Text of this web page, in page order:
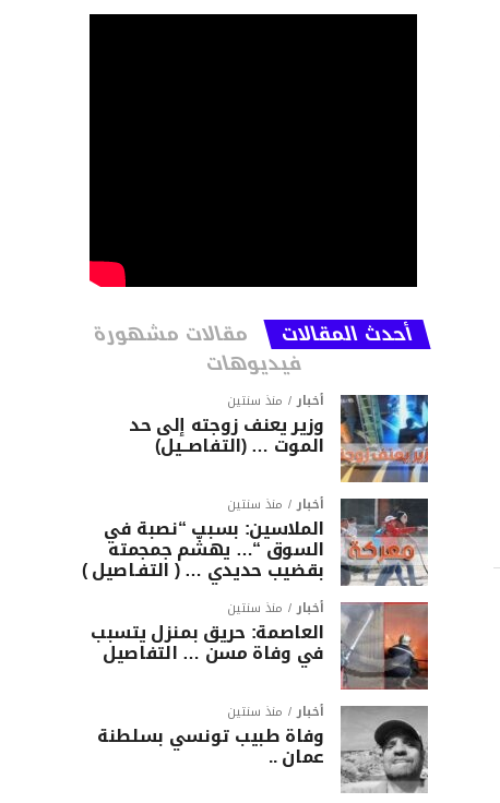
أحدث المقالات مقالات مشهورة
فيديوهات
أخبار منذ سنتين
وزير يعنف زوجته إلى حد
الموت … (التفاصــيل)
أخبار منذ سنتين
الملاسين: بسبب “نصبة في
السوق “… يهشّم جمجمته
بقضيب حديدي … ( التفـاصيل )
أخبار منذ سنتين
العاصمة: حريق بمنزل يتسبب
في وفاة مسن … التفاصيل
أخبار منذ سنتين
وفاة طبيب تونسي بسلطنة
عمان ..